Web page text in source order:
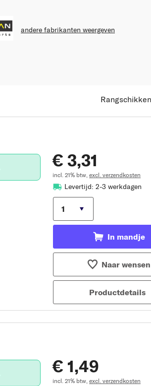
andere fabrikanten weergeven
€ 3,31
incl. 21% btw, excl. verzendkosten
Levertijd: 2-3 werkdagen
In mandje
Naar wensen
Productdetails
€ 1,49
incl. 21% btw, excl. verzendkosten